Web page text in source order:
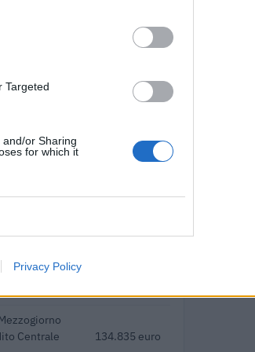
Targeted
or Sharing
for which it
Privacy Policy
179 euro
Sanguinetto 163 euro
Centrale
Centrale
134.835 euro